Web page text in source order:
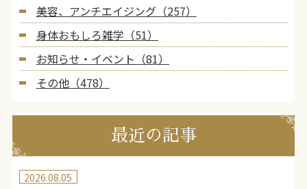
美容、アンチエイジング（257）
身体おもしろ雑学（51）
お知らせ・イベント（81）
その他（478）
最近の記事
2026.08.05